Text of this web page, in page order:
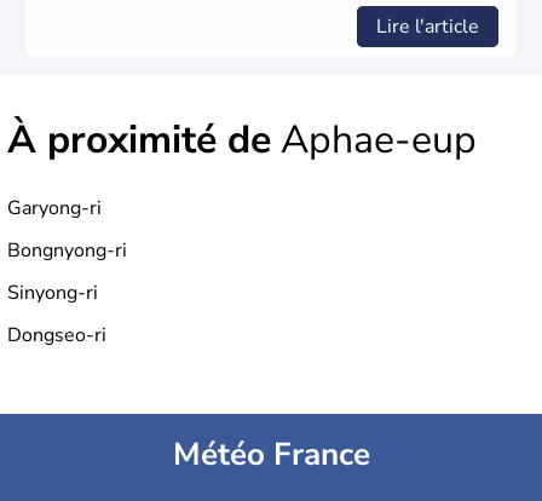
Lire l'article
À proximité deAphae-eup
Garyong-ri
Bongnyong-ri
Sinyong-ri
Dongseo-ri
Météo France